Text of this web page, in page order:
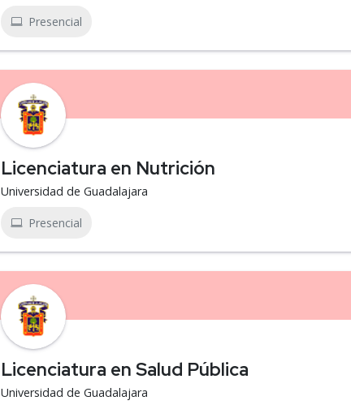
Presencial
Licenciatura en Nutrición
Universidad de Guadalajara
Presencial
Licenciatura en Salud Pública
Universidad de Guadalajara